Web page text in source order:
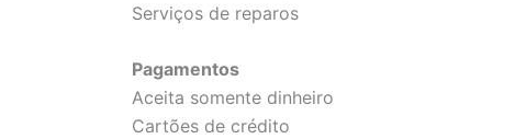
Serviços de reparos
Pagamentos
Aceita somente dinheiro
Cartões de crédito